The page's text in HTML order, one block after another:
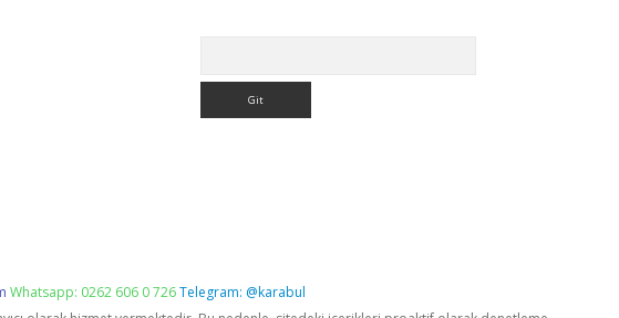
Whatsapp: 0262 606 0 726Telegram: @karabul